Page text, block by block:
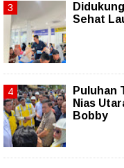
Sehat
Puluhan
Nias
Bobby